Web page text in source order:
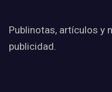
Publinotas, artículos y
publicidad.